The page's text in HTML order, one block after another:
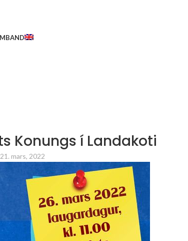
Konungs í Landakoti
mars, 2022